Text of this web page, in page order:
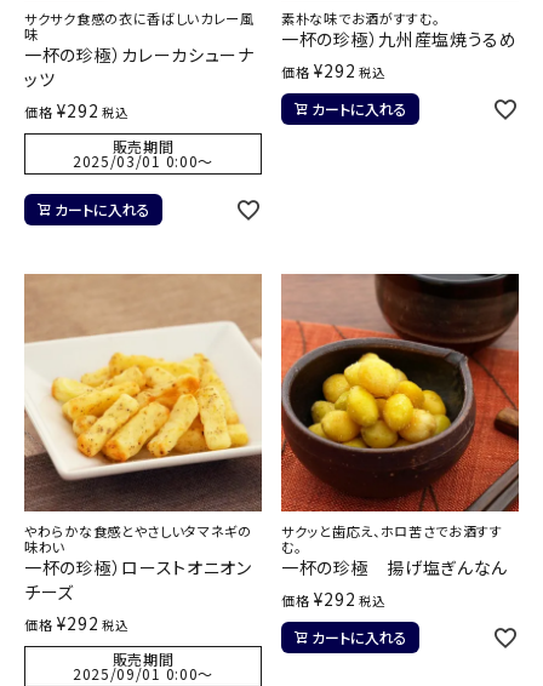
サクサク食感の衣に香ばしいカレー風
味
一杯の珍極）カレーカシューナ
ッツ
価格 ¥292 税込
販売期間
2025/03/01 0:00〜
カートに入れる
素朴な味でお酒がすすむ。
一杯の珍極）九州産塩焼うるめ
価格 ¥292 税込
カートに入れる
やわらかな食感とやさしいタマネギの
味わい
一杯の珍極）ローストオニオン
チーズ
価格 ¥292 税込
販売期間
2025/09/01 0:00〜
サクッと歯応え、ホロ苦さでお酒すす
む。
一杯の珍極 揚げ塩ぎんなん
価格 ¥292 税込
カートに入れる